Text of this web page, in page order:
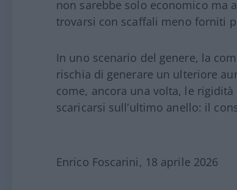
non sarebbe solo economico ma
trovarsi con scaffali meno forniti
In uno scenario del genere, la
rischia di generare un ulteriore
come, ancora una volta, le
scaricarsi sull’ultimo anello: il
Enrico Foscarini, 18 aprile 2026